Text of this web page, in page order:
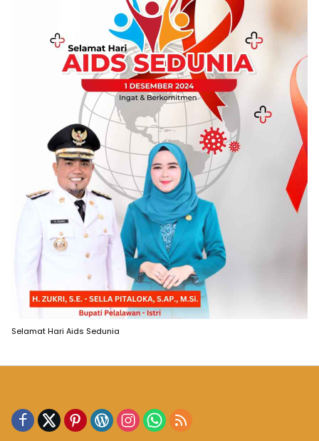
Selamat Hari Aids Sedunia